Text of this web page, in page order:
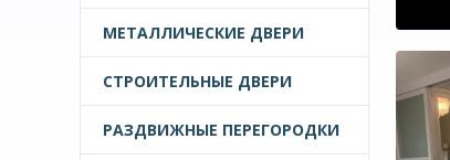
МЕТАЛЛИЧЕСКИЕ ДВЕРИ
СТРОИТЕЛЬНЫЕ ДВЕРИ
РАЗДВИЖНЫЕ ПЕРЕГОРОДКИ